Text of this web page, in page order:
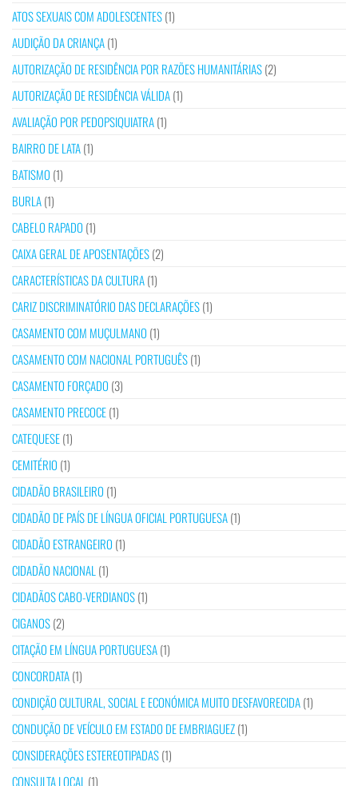
ATOS SEXUAIS COM ADOLESCENTES(1)
AUDIÇÃO DA CRIANÇA(1)
AUTORIZAÇÃO DE RESIDÊNCIA POR RAZÕES HUMANITÁRIAS(2)
AUTORIZAÇÃO DE RESIDÊNCIA VÁLIDA(1)
AVALIAÇÃO POR PEDOPSIQUIATRA(1)
BAIRRO DE LATA(1)
BATISMO (1)
BURLA(1)
CABELO RAPADO (1)
CAIXA GERAL DE APOSENTAÇÕES(2)
CARACTERÍSTICAS DA CULTURA(1)
CARIZ DISCRIMINATÓRIO DAS DECLARAÇÕES(1)
CASAMENTO COM MUÇULMANO (1)
CASAMENTO COM NACIONAL PORTUGUÊS(1)
CASAMENTO FORÇADO (3)
CASAMENTO PRECOCE(1)
CATEQUESE(1)
CEMITÉRIO (1)
CIDADÃO BRASILEIRO (1)
CIDADÃO DE PAÍS DE LÍNGUA OFICIAL PORTUGUESA(1)
CIDADÃO ESTRANGEIRO (1)
CIDADÃO NACIONAL (1)
CIDADÃOS CABO-VERDIANOS(1)
CIGANOS(2)
CITAÇÃO EM LÍNGUA PORTUGUESA(1)
CONCORDATA(1)
CONDIÇÃO CULTURAL, SOCIAL E ECONÓMICA MUITO DESFAVORECIDA(1)
CONDUÇÃO DE VEÍCULO EM ESTADO DE EMBRIAGUEZ(1)
CONSIDERAÇÕES ESTEREOTIPADAS(1)
CONSULTA LOCAL (1)